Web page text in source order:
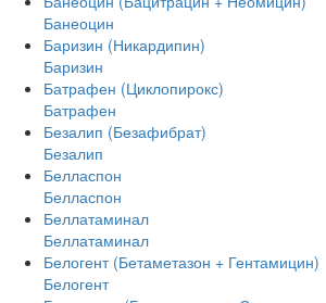
Банеоцин
Баризин (Никардипин)
Баризин
Батрафен (Циклопирокс)
Батрафен
Безалип (Безафибрат)
Безалип
Белласпон
Белласпон
Беллатаминал
Беллатаминал
Белогент (Бетаметазон + Гентамицин)
Белогент